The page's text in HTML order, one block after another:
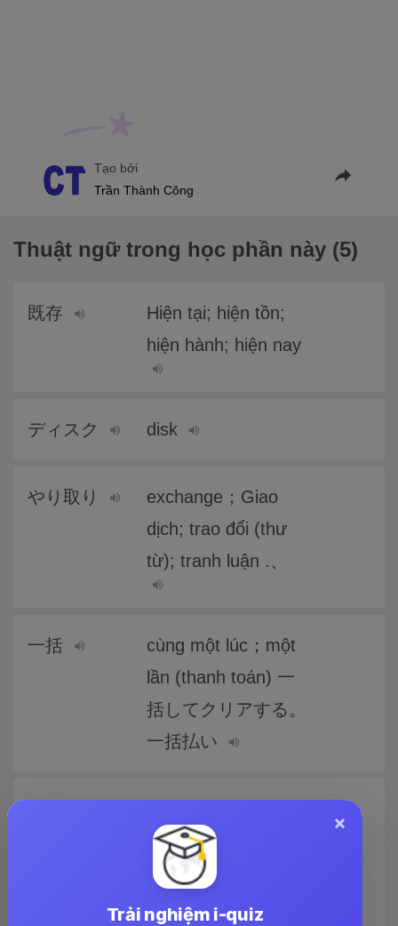
Tạo bởi
Trần Thành Công
Thuật ngữ trong học phần này (5)
既存
Hiện tại; hiện tồn;
hiện hành; hiện nay
ディスク disk
やり取り
exchange；Giao
dịch; trao đổi (thư
từ); tranh luận .、
一括
cùng một lúc；một
lần (thanh toán) 一
括してクリアする。
一括払い
(CellGotFocu
(CellLostFocus)に発
生します。
×
Trải nghiệm i-quiz